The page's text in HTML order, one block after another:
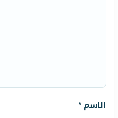
الاسم*